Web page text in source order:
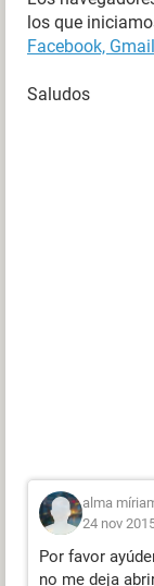
los que
Facebook,
Saludos
alma
24 nov
Por favor
no me deja